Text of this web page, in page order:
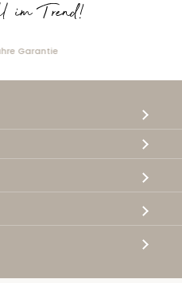
im Trend!